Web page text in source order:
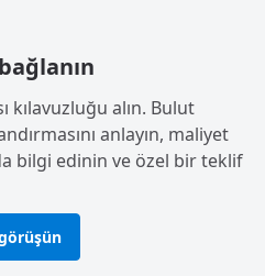
kılavuzluğu alın. Bulut
anlayın, maliyet
bilgi edinin ve özel bir teklif